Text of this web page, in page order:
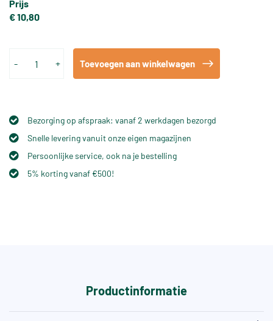
Prijs
€ 10,80
- + Toevoegen aan winkelwagen
Bezorging op afspraak: vanaf 2 werkdagen bezorgd
Snelle levering vanuit onze eigen magazijnen
Persoonlijke service, ook na je bestelling
5% korting vanaf €500!
Productinformatie